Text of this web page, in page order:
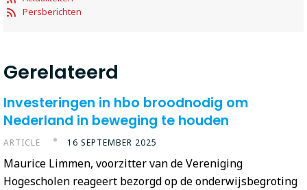
Persberichten
Gerelateerd
Investeringen in hbo broodnodig om
Nederland in beweging te houden
ARTICLE 16 SEPTEMBER 2025
Maurice Limmen, voorzitter van de Vereniging
Hogescholen reageert bezorgd op de onderwijsbegroting